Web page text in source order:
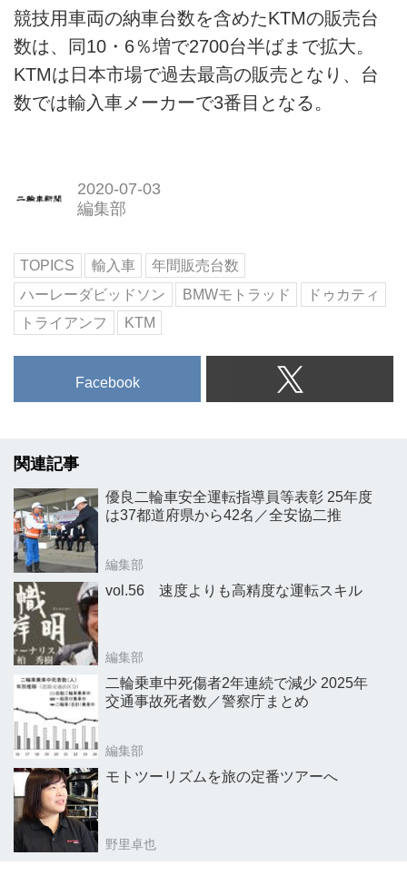
競技用車両の納車台数を含めたKTMの販売台
数は、同10・6％増で2700台半ばまで拡大。
KTMは日本市場で過去最高の販売となり、台
数では輸入車メーカーで3番目となる。
2020-07-03
編集部
TOPICS 輸入車
年間販売台数
ハーレーダビッドソン
BMWモトラッド
ドゥカティ
トライアンフ
KTM
Facebook
関連記事
優良二輪車安全運転指導員等表彰 25年度
は37都道府県から42名／全安協二推
編集部
vol.56 速度よりも高精度な運転スキル
編集部
二輪乗車中死傷者2年連続で減少 2025年
交通事故死者数／警察庁まとめ
編集部
モトツーリズムを旅の定番ツアーへ
野里卓也